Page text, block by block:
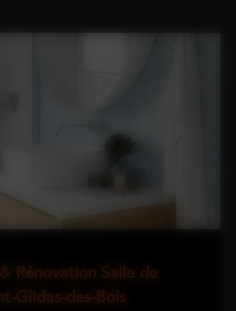
Rénovation Salle de
Gildas-des-Bois